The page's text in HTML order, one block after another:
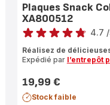
Plaques Snack
XA800512
Note
4.7
Réalisez de
Expédié par l’entrepôt
Prix
19,99 €
Stock faible